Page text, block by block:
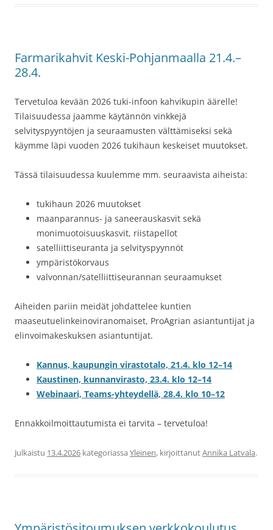
Farmarikahvit Keski-Pohjanmaalla 21.4.–
28.4.
Tervetuloa kevään 2026 tuki-infoon kahvikupin äärelle!
Tilaisuudessa jaamme käytännön vinkkejä
selvityspyyntöjen ja seuraamusten välttämiseksi sekä
käymme läpi vuoden 2026 tukihaun keskeiset muutokset.
Tässä tilaisuudessa kuulemme mm. seuraavista aiheista:
tukihaun 2026 muutokset
maanparannus- ja saneerauskasvit sekä
monimuotoisuuskasvit, riistapellot
satelliittiseuranta ja selvityspyynnöt
ympäristökorvaus
valvonnan/satelliittiseurannan seuraamukset
Aiheiden pariin meidät johdattelee kuntien
maaseutuelinkeinoviranomaiset, ProAgrian asiantuntijat ja
elinvoimakeskuksen asiantuntijat.
Kannus, kaupungin virastotalo, 21.4. klo 12–14
Kaustinen, kunnanvirasto, 23.4. klo 12–14
Webinaari, Teams-yhteydellä, 28.4. klo 10–12
Ennakkoilmoittautumista ei tarvita – tervetuloa!
Julkaistu 13.4.2026 kategoriassa Yleinen, kirjoittanutAnnika Latvala.